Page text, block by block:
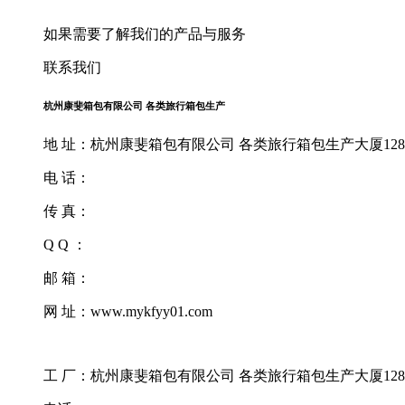
如果需要了解我们的产品与服务
联系我们
杭州康斐箱包有限公司 各类旅行箱包生产
地 址：杭州康斐箱包有限公司 各类旅行箱包生产大厦
电 话：
传 真：
Q Q ：
邮 箱：
网 址：www.mykfyy01.com
工 厂：杭州康斐箱包有限公司 各类旅行箱包生产大厦